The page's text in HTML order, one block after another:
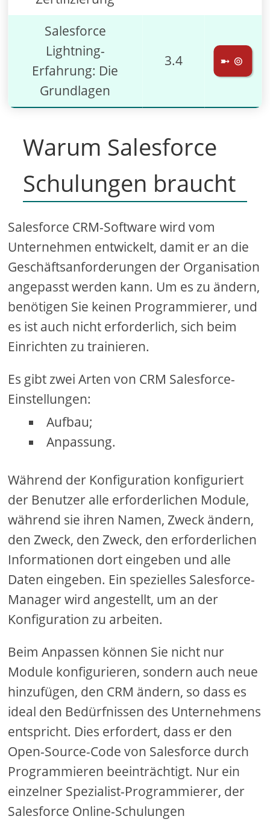
Salesforce
Lightning-
Erfahrung: Die
Grundlagen
3.4 ➼ ⊚
Warum Salesforce
Schulungen braucht
Salesforce CRM-Software wird vom
Unternehmen entwickelt, damit er an die
Geschäftsanforderungen der Organisation
angepasst werden kann. Um es zu ändern,
benötigen Sie keinen Programmierer, und
es ist auch nicht erforderlich, sich beim
Einrichten zu trainieren.
Es gibt zwei Arten von CRM Salesforce-
Einstellungen:
Aufbau;
Anpassung.
Während der Konfiguration konfiguriert
der Benutzer alle erforderlichen Module,
während sie ihren Namen, Zweck ändern,
den Zweck, den Zweck, den erforderlichen
Informationen dort eingeben und alle
Daten eingeben. Ein spezielles Salesforce-
Manager wird angestellt, um an der
Konfiguration zu arbeiten.
Beim Anpassen können Sie nicht nur
Module konfigurieren, sondern auch neue
hinzufügen, den CRM ändern, so dass es
ideal den Bedürfnissen des Unternehmens
entspricht. Dies erfordert, dass er den
Open-Source-Code von Salesforce durch
Programmieren beeinträchtigt. Nur ein
einzelner Spezialist-Programmierer, der
Salesforce Online-Schulungen